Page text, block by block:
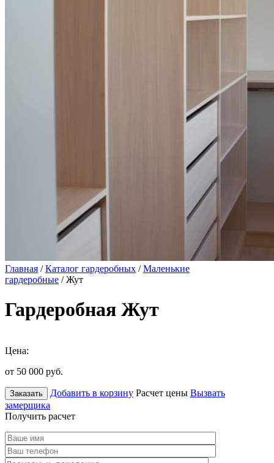
Главная /Каталог гардеробных /Маленькие
гардеробные / Жут
Гардеробная Жут
Цена:
от 50 000 руб.
Заказать Добавить в корзину Расчет цены Вызвать
замерщика
Получить расчет